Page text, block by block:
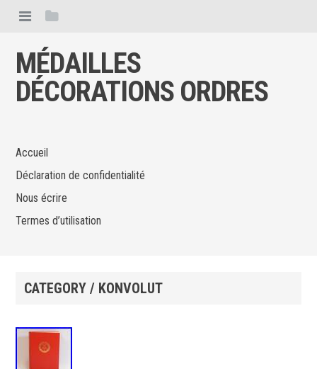
MÉDAILLES
DÉCORATIONS ORDRES
Accueil
Déclaration de confidentialité
Nous écrire
Termes d’utilisation
CATEGORY / KONVOLUT